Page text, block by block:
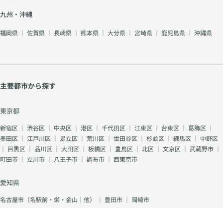
九州・沖縄
福岡県 ｜ 佐賀県 ｜ 長崎県 ｜ 熊本県 ｜ 大分県 ｜ 宮崎県 ｜ 鹿児島県 ｜ 沖縄県
主要都市から探す
東京都
新宿区 ｜ 渋谷区 ｜ 中央区 ｜ 港区 ｜ 千代田区 ｜ 江東区 ｜ 台東区 ｜ 葛飾区 ｜
墨田区 ｜ 江戸川区 ｜ 足立区 ｜ 荒川区 ｜ 世田谷区 ｜ 杉並区 ｜ 練馬区 ｜ 中野区
｜ 目黒区 ｜ 品川区 ｜ 大田区 ｜ 板橋区 ｜ 豊島区 ｜ 北区 ｜ 文京区 ｜ 武蔵野市 ｜
町田市 ｜ 立川市 ｜ 八王子市 ｜ 調布市 ｜ 西東京市
愛知県
名古屋市（名駅前・栄・金山｜他） ｜ 豊田市 ｜ 岡崎市